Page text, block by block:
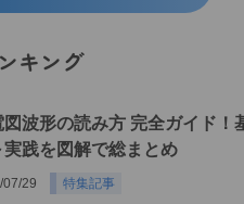
キング
図波形の読み方 完全ガイド！
実践を図解で総まとめ
29 特集記事